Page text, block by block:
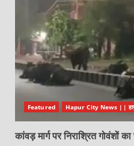
Featured Hapur City News ||
कांवड़ मार्ग पर निराश्रित गोवंशों